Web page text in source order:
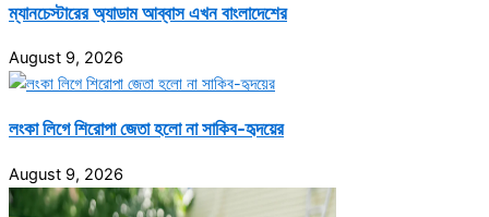
ম্যানচেস্টারের অ্যাডাম আব্বাস এখন বাংলাদেশের
August 9, 2026
লংকা লিগে শিরোপা জেতা হলো না সাকিব-হৃদয়ের
August 9, 2026